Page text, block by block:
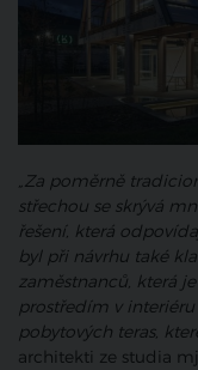
„Za poměrně
střechou se skrývá
řešení, která
byl při návrhu také
zaměstnanců, která
prostředím v
pobytových teras,
architekti ze studia